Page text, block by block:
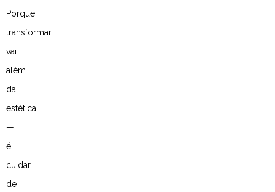
Porque
transformar
vai
além
da
estética
—
é
cuidar
de